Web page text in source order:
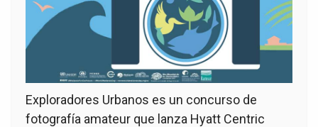
Exploradores Urbanos es un concurso de
fotografía amateur que lanza Hyatt Centric